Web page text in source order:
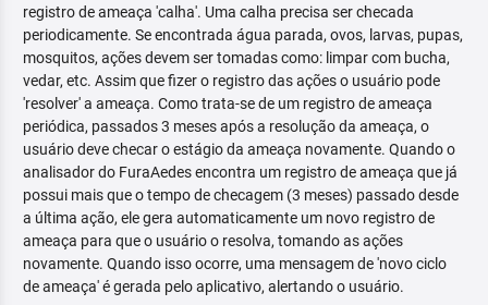
registro de ameaça 'calha'. Uma calha precisa ser checada
periodicamente. Se encontrada água parada, ovos, larvas, pupas,
mosquitos, ações devem ser tomadas como: limpar com bucha,
vedar, etc. Assim que fizer o registro das ações o usuário pode
'resolver' a ameaça. Como trata-se de um registro de ameaça
periódica, passados 3 meses após a resolução da ameaça, o
usuário deve checar o estágio da ameaça novamente. Quando o
analisador do FuraAedes encontra um registro de ameaça que já
possui mais que o tempo de checagem (3 meses) passado desde
a última ação, ele gera automaticamente um novo registro de
ameaça para que o usuário o resolva, tomando as ações
novamente. Quando isso ocorre, uma mensagem de 'novo ciclo
de ameaça' é gerada pelo aplicativo, alertando o usuário.